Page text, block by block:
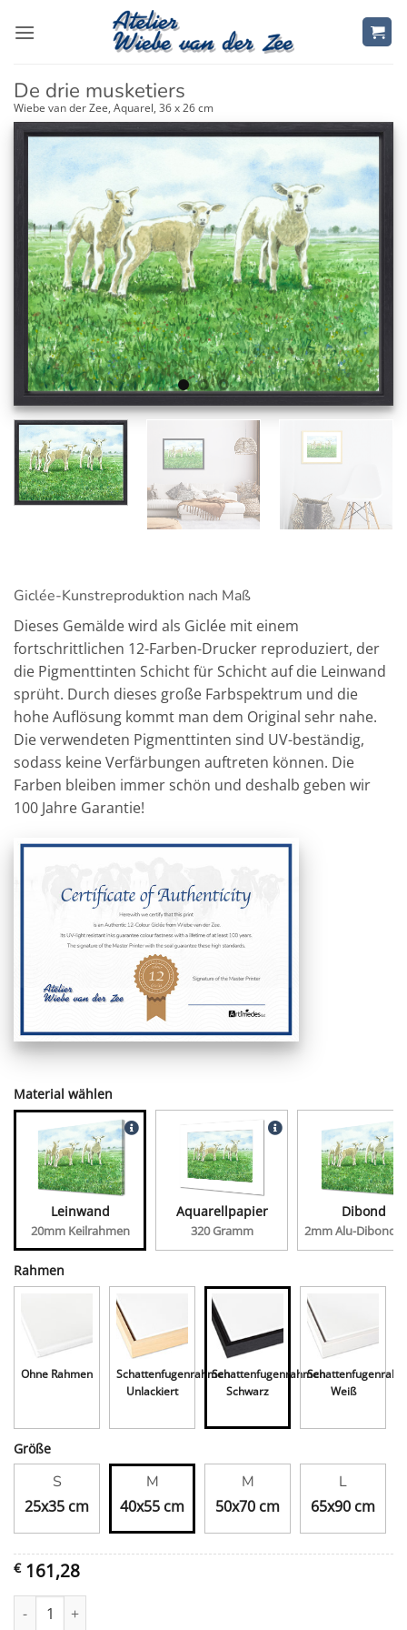
Inhalt
De drie musketiers
Wiebe van der Zee, Aquarel, 36 x 26 cm
Giclée-Kunstreproduktion nach Maß
Dieses Gemälde wird als Giclée mit einem
fortschrittlichen 12-Farben-Drucker reproduziert, der
die Pigmenttinten Schicht für Schicht auf die Leinwand
sprüht. Durch dieses große Farbspektrum und die
hohe Auflösung kommt man dem Original sehr nahe.
Die verwendeten Pigmenttinten sind UV-beständig,
sodass keine Verfärbungen auftreten können. Die
Farben bleiben immer schön und deshalb geben wir
100 Jahre Garantie!
Material wählen
Leinwand
20mm Keilrahmen
Aquarellpapier
320 Gramm
Dibond
2mm Alu-Dibond,
Rahmen
Ohne Rahmen
Schattenfugenrahmen
Unlackiert
Schattenfugenrahmen
Schwarz
Weiß
Größe
S
25x35 cm
M
40x55 cm
M
50x70 cm
L
65x90 cm
€161,28
De drie musketiers Menge